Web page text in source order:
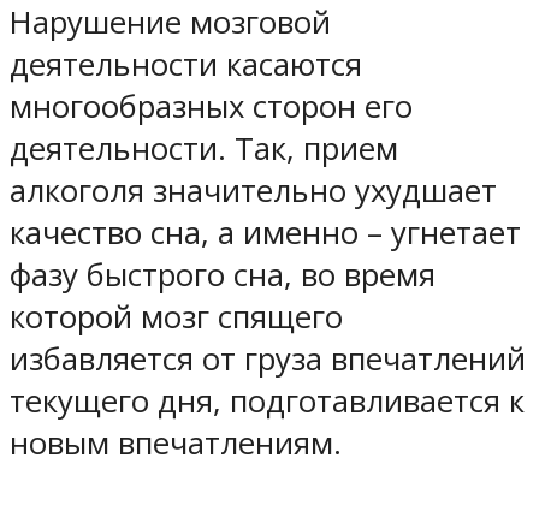
Нарушение мозговой
деятельности касаются
многообразных сторон его
деятельности. Так, прием
алкоголя значительно ухудшает
качество сна, а именно – угнетает
фазу быстрого сна, во время
которой мозг спящего
избавляется от груза впечатлений
текущего дня, подготавливается к
новым впечатлениям.